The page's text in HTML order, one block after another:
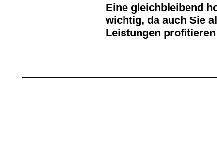
Eine gleichbleibend
wichtig, da auch Sie
Leistungen